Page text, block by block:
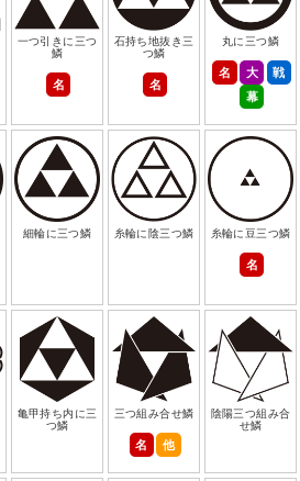
一つ引きに三つ
鱗
名
石持ち地抜き三
つ鱗
名
丸に三つ鱗
名 大
戦
幕
細輪に三つ鱗 糸輪に陰三つ鱗 糸輪に豆三つ鱗
名
亀甲持ち内に三
つ鱗
三つ組み合せ鱗
名 他
陰陽三つ組み合
せ鱗